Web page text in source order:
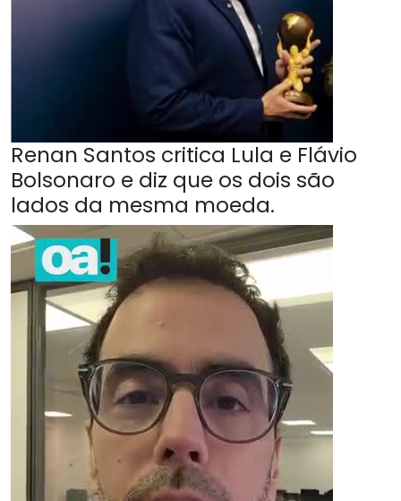
Renan Santos critica Lula e Flávio
Bolsonaro e diz que os dois são
lados da mesma moeda.